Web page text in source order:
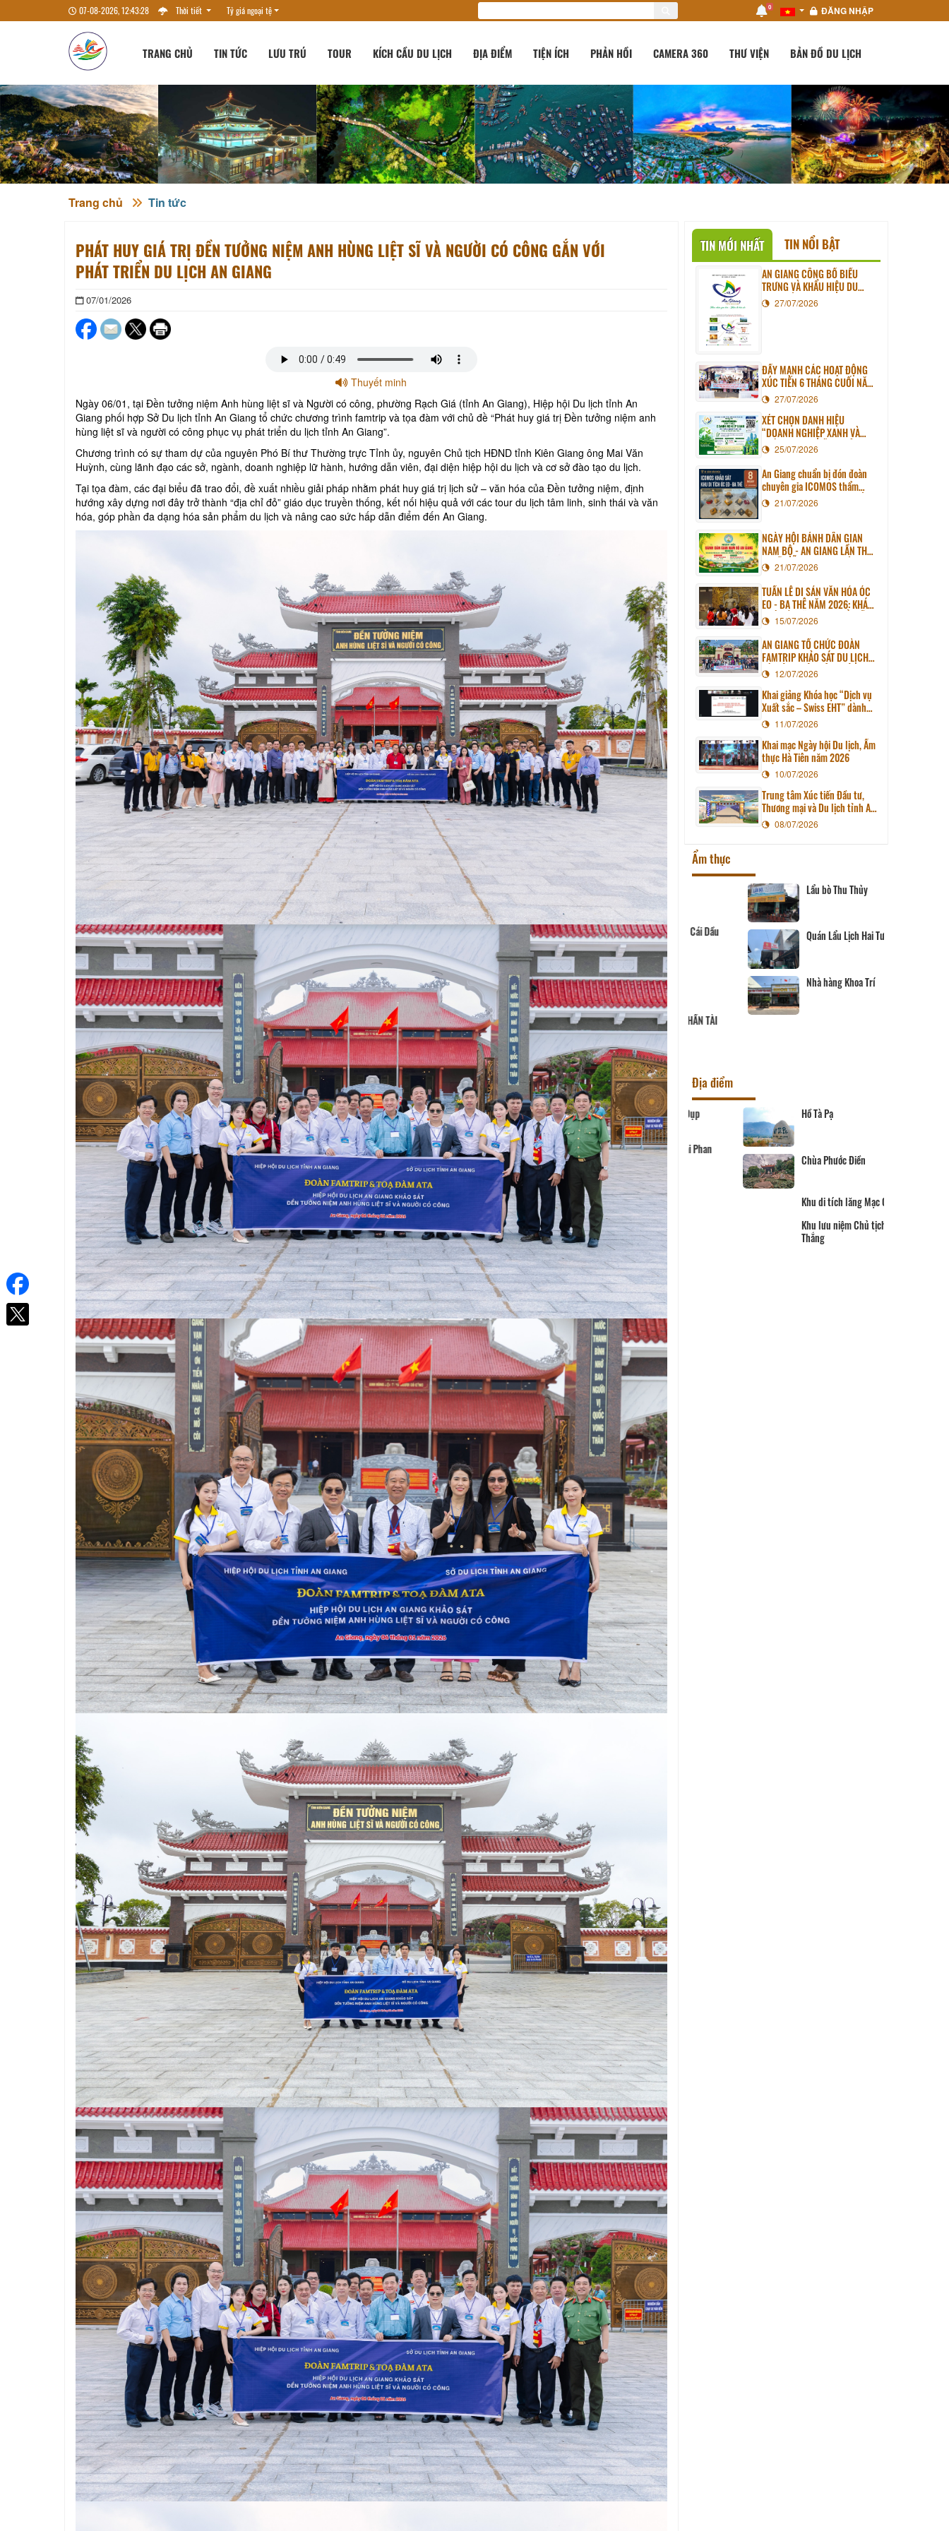
07-08-2026, 12:43:31 Thời tiết Tỷ giá ngoại tệ 0 ĐĂNG NHẬP
TRANG CHỦ TIN TỨC LƯU TRÚ TOUR KÍCH CẦU DU LỊCH ĐỊA ĐIỂM TIỆN ÍCH PHẢN HỒI CAMERA 360 THƯ VIỆN BẢN ĐỒ DU LỊCH
Trang chủ Tin tức
PHÁT HUY GIÁ TRỊ ĐỀN TƯỞNG NIỆM ANH HÙNG LIỆT SĨ VÀ NGƯỜI CÓ CÔNG GẮN VỚI
PHÁT TRIỂN DU LỊCH AN GIANG
07/01/2026
Thuyết minh
Ngày 06/01, tại Đền tưởng niệm Anh hùng liệt sĩ và Người có công, phường Rạch Giá (tỉnh An Giang), Hiệp hội Du lịch tỉnh An
Giang phối hợp Sở Du lịch tỉnh An Giang tổ chức chương trình famtrip và tọa đàm với chủ đề “Phát huy giá trị Đền tưởng niệm anh
hùng liệt sĩ và người có công phục vụ phát triển du lịch tỉnh An Giang”.
Chương trình có sự tham dự của nguyên Phó Bí thư Thường trực Tỉnh ủy, nguyên Chủ tịch HĐND tỉnh Kiên Giang ông Mai Văn
Huỳnh, cùng lãnh đạo các sở, ngành, doanh nghiệp lữ hành, hướng dẫn viên, đại diện hiệp hội du lịch và cơ sở đào tạo du lịch.
Tại tọa đàm, các đại biểu đã trao đổi, đề xuất nhiều giải pháp nhằm phát huy giá trị lịch sử – văn hóa của Đền tưởng niệm, định
hướng xây dựng nơi đây trở thành “địa chỉ đỏ” giáo dục truyền thống, kết nối hiệu quả với các tour du lịch tâm linh, sinh thái và văn
hóa, góp phần đa dạng hóa sản phẩm du lịch và nâng cao sức hấp dẫn điểm đến An Giang.
TIN MỚI NHẤT TIN NỔI BẬT
AN GIANG CÔNG BỐ BIỂU
TRƯNG VÀ KHẨU HIỆU DU
LỊCH MỚI
27/07/2026
ĐẨY MẠNH CÁC HOẠT ĐỘNG
XÚC TIẾN 6 THÁNG CUỐI NĂM
202627/07/2026
XÉT CHỌN DANH HIỆU
“DOANH NGHIỆP XANH VÀ
TRÁCH NHIỆM XÃ HỘI TỈNH AN
GIANG” NĂM 2026
25/07/2026
An Giang chuẩn bị đón đoàn
chuyên gia ICOMOS thẩm
định Hồ sơ Di sản thế giới Óc
Eo - Ba Thê
21/07/2026
NGÀY HỘI BÁNH DÂN GIAN
NAM BỘ - AN GIANG LẦN THỨ
III SẼ DIỄN RA TẠI PHƯỜNG
LONG XUYÊN
21/07/2026
TUẦN LỄ DI SẢN VĂN HÓA ÓC
EO - BA THÊ NĂM 2026: KHÁM
PHÁ NỀN VĂN MINH CỔ GIỮA
LÒNG AN GIANG HIỆN ĐẠI
15/07/2026
AN GIANG TỔ CHỨC ĐOÀN
FAMTRIP KHẢO SÁT DU LỊCH
HÀ TIÊN - TIÊN HẢI - KIÊN
LƯƠNG
12/07/2026
Khai giảng Khóa học “Dịch vụ
Xuất sắc – Swiss EHT” dành
cho doanh nghiệp du lịch tỉnh
An Giang
11/07/2026
Khai mạc Ngày hội Du lịch, Ẩm
thực Hà Tiên năm 2026
10/07/2026
Trung tâm Xúc tiến Đầu tư,
Thương mại và Du lịch tỉnh An
Giang tổ chức Ngày hội Du
lịch, Ẩm thực Hà Tiên năm
2026
08/07/2026
Ẩm thực
Nhà Hàng Vườn Sinh Thái Hai
Lúa Đồng Quê
Quán Cơm Quế Phát
Bánh bò Út Dứt Tân Châu
HighLand Coffee Long Xuyên
Bún Mắm Châu Đốc
TRÀ SỮA PHÚC TEA - Cái Dầu
VILLA COFFEE
TRẠM DỪNG CHÂN THẦN TÀI
Lẩu bò Thu Thủy
Quán Lẩu Lịch Hai Tượng
Nhà hàng Khoa Trí
Địa điểm
Miếu Bà Chúa Xứ Núi Sam
Khu Du Lịch Cáp treo Núi Cấm
Tượng Phật Di Lặc trên đỉnh núi
Cấm
Điểm Du lịch Rừng Tràm Trà Sư
Điểm du lịch Đồi Tức Dụp
Điểm du lịch Nông Trại Phan
Nam
Điểm Du lịch Cồn Én
Chùa Kim Tiên
Hồ Tà Pạ
Chùa Phước Điền
Khu di tích lăng Mạc Cửu
Khu lưu niệm Chủ tịch Tôn Đức